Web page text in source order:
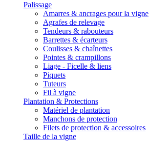
Palissage
Amarres & ancrages pour la vigne
Agrafes de relevage
Tendeurs & rabouteurs
Barrettes & écarteurs
Coulisses & chaînettes
Pointes & crampillons
Liage - Ficelle & liens
Piquets
Tuteurs
Fil à vigne
Plantation & Protections
Matériel de plantation
Manchons de protection
Filets de protection & accessoires
Taille de la vigne